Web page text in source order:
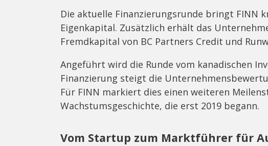
Die aktuelle Finanzierungsrunde bringt FINN
Eigenkapital. Zusätzlich erhält das
Fremdkapital von BC Partners Credit und
Angeführt wird die Runde vom kanadischen
Finanzierung steigt die
Für FINN markiert dies einen weiteren
Wachstumsgeschichte, die erst 2019 begann.
Vom Startup zum Marktführer für